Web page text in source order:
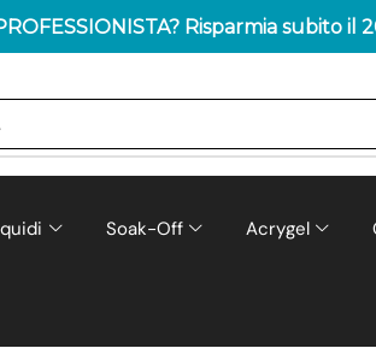
Soak-Off Acrygel
Risparmia subito il